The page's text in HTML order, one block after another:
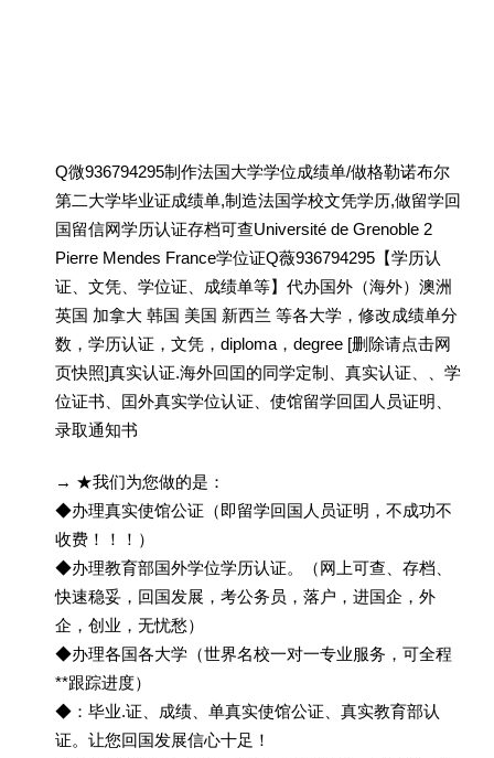
Q微936794295制作法国大学学位成绩单/做格勒诺布尔
第二大学毕业证成绩单,制造法国学校文凭学历,做留学回
国留信网学历认证存档可查Université de Grenoble 2
Pierre Mendes France学位证Q薇936794295【学历认
证、文凭、学位证、成绩单等】代办国外（海外）澳洲
英国 加拿大 韩国 美国 新西兰 等各大学，修改成绩单分
数，学历认证，文凭，diploma，degree [删除请点击网
页快照]真实认证.海外回囯的同学定制、真实认证、、学
位证书、囯外真实学位认证、使馆留学回囯人员证明、
录取通知书
→ ★我们为您做的是：
◆办理真实使馆公证（即留学回国人员证明，不成功不
收费！！！）
◆办理教育部国外学位学历认证。（网上可查、存档、
快速稳妥，回国发展，考公务员，落户，进国企，外
企，创业，无忧愁）
◆办理各国各大学（世界名校一对一专业服务，可全程
**跟踪进度）
◆：毕业.证、成绩、单真实使馆公证、真实教育部认
证。让您回国发展信心十足！